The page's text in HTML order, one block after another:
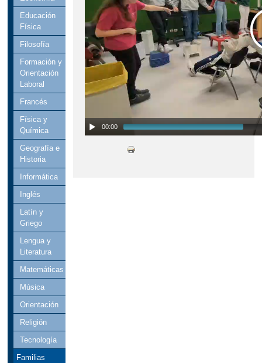
Educación
Física
Filosofía
Formación y
Orientación
Laboral
Francés
Física y
Química
Geografía e
Historia
Informática
Inglés
Latín y
Griego
Lengua y
Literatura
Matemáticas
Música
Orientación
Religión
Tecnología
Familias
00:00